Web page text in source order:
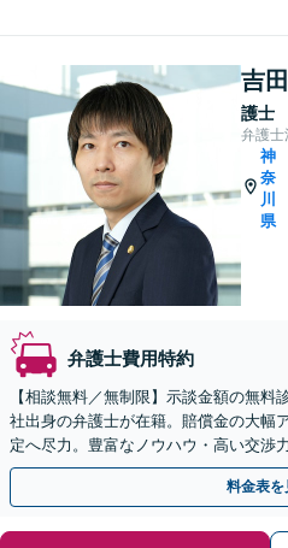
吉
護士
弁護士
神
奈
川
県
弁護士費用特約
【相談無料／無制限】示談金額の無料
社出身の弁護士が在籍。賠償金の大幅
定へ尽力。豊富なノウハウ・高い交渉
士費用特約】【電話・Zoom相談可】
料金表を